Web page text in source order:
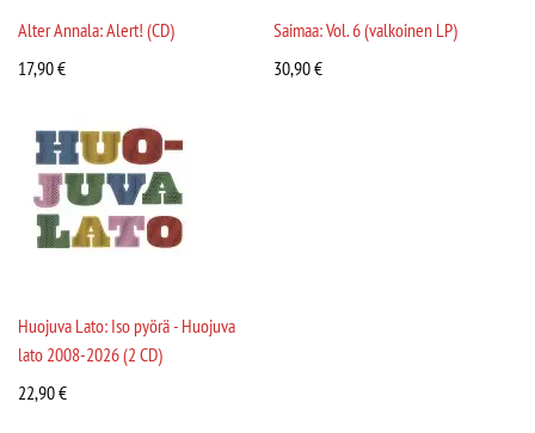
Alter Annala: Alert! (CD)
17,90€
Saimaa: Vol. 6 (valkoinen LP)
30,90€
Huojuva Lato: Iso pyörä - Huojuva
lato 2008-2026 (2 CD)
22,90€